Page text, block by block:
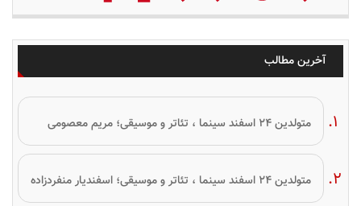
آخرین مطالب
متولدین ۲۴ اسفند سینما ، تئاتر و موسیقی؛ مریم معصومی
متولدین ۲۴ اسفند سینما ، تئاتر و موسیقی؛ اسفندیار منفردزاده